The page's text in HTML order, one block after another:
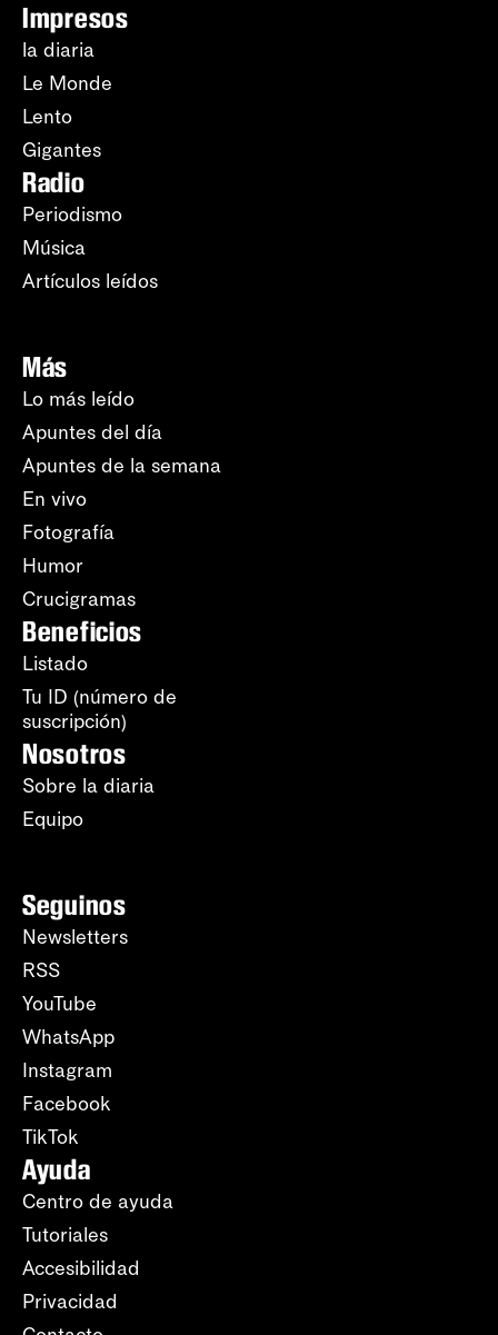
Impresos
la diaria
Le Monde
Lento
Gigantes
Radio
Periodismo
Música
Artículos leídos
Más
Lo más leído
Apuntes del día
Apuntes de la semana
En vivo
Fotografía
Humor
Crucigramas
Beneficios
Listado
Tu ID (número de
suscripción)
Nosotros
Sobre la diaria
Equipo
Seguinos
Newsletters
RSS
YouTube
WhatsApp
Instagram
Facebook
TikTok
Ayuda
Centro de ayuda
Tutoriales
Accesibilidad
Privacidad